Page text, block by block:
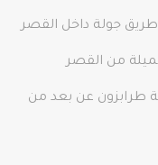
طريق جولة داخل القصر
من القصر
طرابزون عن بعد من